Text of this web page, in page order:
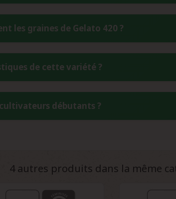
la récolte selon leurs préférences, les
les graines de Gelato 420 ?
à 9%. Un réfrigérateur dans un
de cette variété ?
se mêlent harmonieusement à des nuances
débutants ?
son odeur discrète pendant la croissance
4 autres produits dans la même